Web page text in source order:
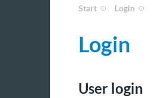
Start Login
Login
User login